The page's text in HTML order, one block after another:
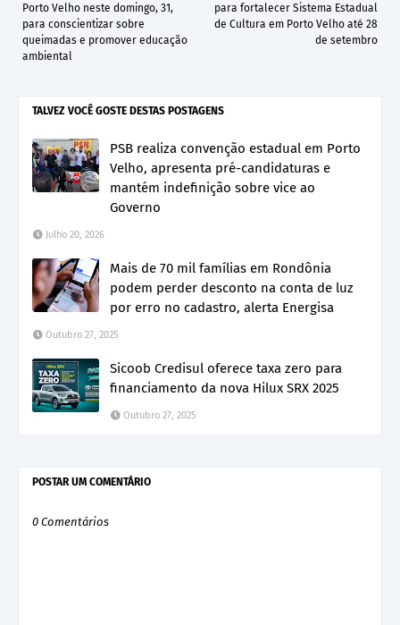
para fortalecer Sistema Estadual
de Cultura em Porto Velho até 28
de setembro
Porto Velho neste domingo, 31,
para conscientizar sobre
queimadas e promover educação
ambiental
TALVEZ VOCÊ GOSTE DESTAS POSTAGENS
PSB realiza convenção estadual em Porto
Velho, apresenta pré-candidaturas e
mantém indefinição sobre vice ao
Governo
Julho 20, 2026
Mais de 70 mil famílias em Rondônia
podem perder desconto na conta de luz
por erro no cadastro, alerta Energisa
Outubro 27, 2025
Sicoob Credisul oferece taxa zero para
financiamento da nova Hilux SRX 2025
Outubro 27, 2025
POSTAR UM COMENTÁRIO
0 Comentários